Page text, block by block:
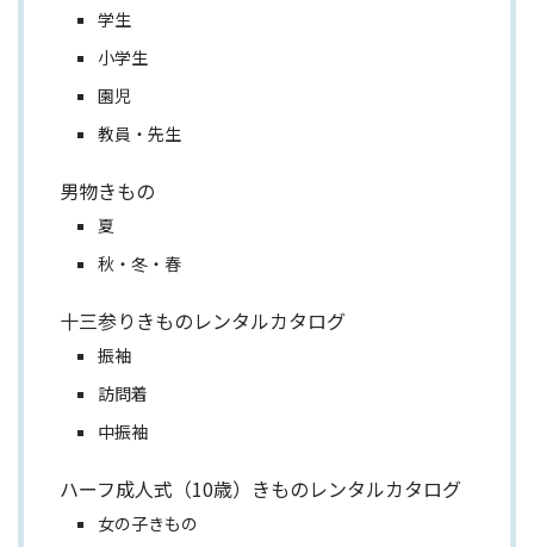
学生
小学生
園児
教員・先生
男物きもの
夏
秋・冬・春
十三参りきものレンタルカタログ
振袖
訪問着
中振袖
ハーフ成人式（10歳）きものレンタルカタログ
女の子きもの